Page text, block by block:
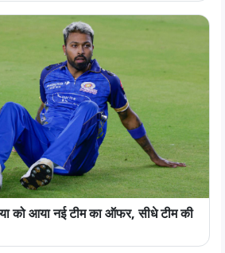
को आया नई टीम का ऑफर, सीधे टीम की